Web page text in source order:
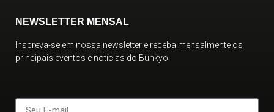
NEWSLETTER MENSAL
Inscreva-se em nossa newsletter e receba mensalmente os
principais eventos e notícias do Bunkyo.